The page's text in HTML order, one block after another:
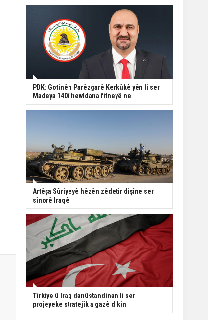
PDK: Gotinên Parêzgarê Kerkûkê yên li ser
Madeya 140î hewldana fitneyê ne
Artêşa Sûriyeyê hêzên zêdetir dişîne ser
sînorê Iraqê
Tirkiye û Iraq danûstandinan li ser
projeyeke stratejîk a gazê dikin